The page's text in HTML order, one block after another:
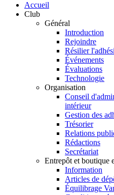
Accueil
Club
Général
Introduction
Rejoindre
Résilier
Événements
Évaluations
Technologie
Organisation
Conseil
intérieur
Gestion des
Trésorier
Relations
Rédactions
Secrétariat
Entrepôt et boutique
Information
Articles de
Équilibrage